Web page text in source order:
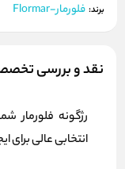
برند: فلورمار-Flormar
نقد و بررسی
انتخابی عالی برای